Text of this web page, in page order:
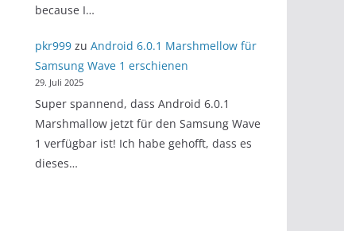
because I…
pkr999zu Android 6.0.1 Marshmellow für
Samsung Wave 1 erschienen
29. Juli 2025
Super spannend, dass Android 6.0.1
Marshmallow jetzt für den Samsung Wave
1 verfügbar ist! Ich habe gehofft, dass es
dieses…